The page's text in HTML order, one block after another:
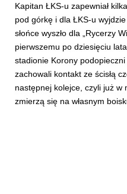
Kapitan ŁKS-u zapewniał
pod górkę i dla ŁKS-u
słońce wyszło dla „Rycerzy
pierwszemu po dziesięciu
stadionie Korony
zachowali kontakt ze ścisłą
następnej kolejce, czyli już w
zmierzą się na własnym